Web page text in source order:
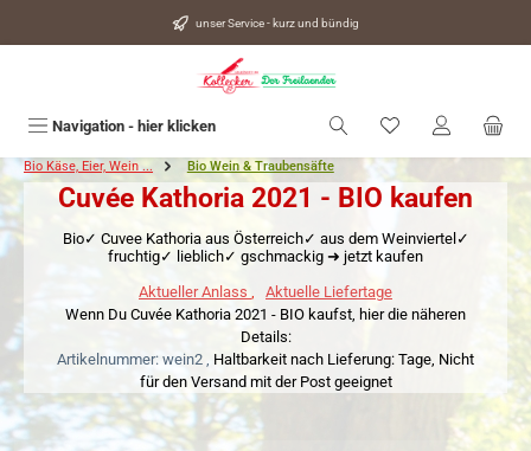
unser Service - kurz und bündig
Navigation - hier klicken Du hast 0
Bio Käse, Eier, Wein ... Bio Wein & Traubensäfte
Cuvée Kathoria 2021 - BIO kaufen
Bio✓ Cuvee Kathoria aus Österreich✓ aus dem Weinviertel✓
fruchtig✓ lieblich✓ gschmackig ➜ jetzt kaufen
Aktueller Anlass
Aktuelle Liefertage
Wenn Du Cuvée Kathoria 2021 - BIO kaufst, hier die näheren
Details:
Artikelnummer: wein2 , Haltbarkeit nach Lieferung: Tage, Nicht
für den Versand mit der Post geeignet